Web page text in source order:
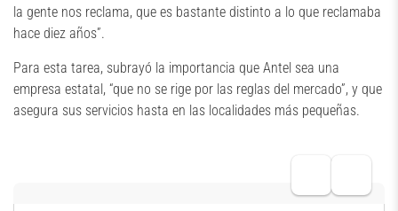
la gente nos reclama, que es bastante distinto a lo que reclamaba
hace diez años”.
Para esta tarea, subrayó la importancia que Antel sea una
empresa estatal, “que no se rige por las reglas del mercado”, y que
asegura sus servicios hasta en las localidades más pequeñas.